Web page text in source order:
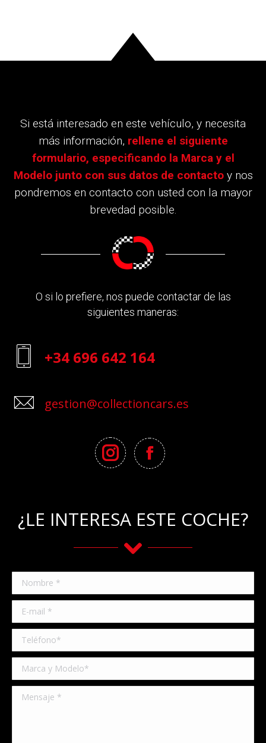
Si está interesado en este vehículo, y necesita
más información, rellene el siguiente
formulario, especificando la Marca y el
Modelo junto con sus datos de contactoy nos
pondremos en contacto con usted con la mayor
brevedad posible.
O si lo prefiere, nos puede contactar de las
siguientes maneras:
+34 696 642 164
gestion@collectioncars.es
¿LE INTERESA ESTE COCHE?